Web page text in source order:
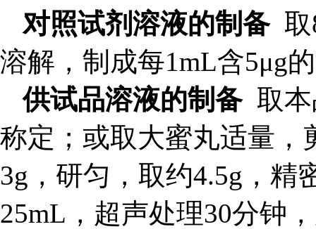
对照试剂溶液的制备取
溶解，制成每1mL含5μg
供试品溶液的制备取本
称定；或取大蜜丸适量，
3g，研匀，取约4.5g，精
25mL，超声处理30分钟